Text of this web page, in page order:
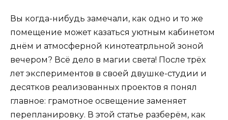
Вы когда-нибудь замечали, как одно и то же
помещение может казаться уютным кабинетом
днём и атмосферной кинотеатрльной зоной
вечером? Всё дело в магии света! После трёх
лет экспериментов в своей двушке-студии и
десятков реализованных проектов я понял
главное: грамотное освещение заменяет
перепланировку. В этой статье разберём, как